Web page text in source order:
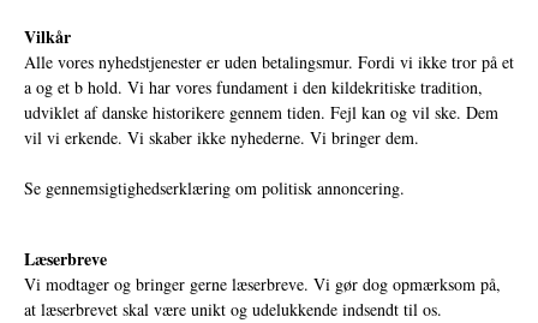
Vilkår
Alle vores nyhedstjenester er uden betalingsmur. Fordi vi ikke tror på et
a og et b hold. Vi har vores fundament i den kildekritiske tradition,
udviklet af danske historikere gennem tiden. Fejl kan og vil ske. Dem
vil vi erkende. Vi skaber ikke nyhederne. Vi bringer dem.
Se gennemsigtighedserklæring om politisk annoncering.
Læserbreve
Vi modtager og bringer gerne læserbreve. Vi gør dog opmærksom på,
at læserbrevet skal være unikt og udelukkende indsendt til os.